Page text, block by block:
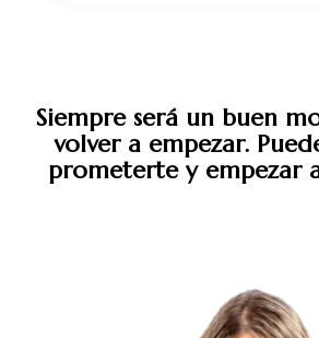
Siempre será un buen
volver a empezar.
prometerte y empezar